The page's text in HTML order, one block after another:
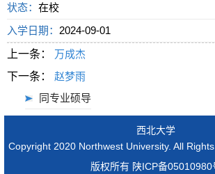
状态：在校
入学日期： 2024-09-01
上一条：
万成杰
下一条：
赵梦雨
同专业硕导
西北大学
Copyright 2020 Northwest University. All
版权所有 陕ICP备05010980